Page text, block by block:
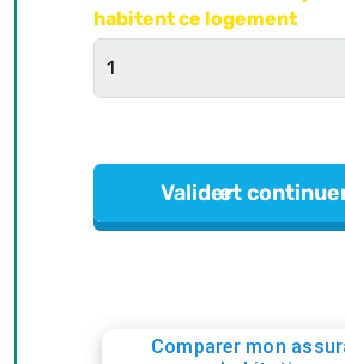
Comparer mon